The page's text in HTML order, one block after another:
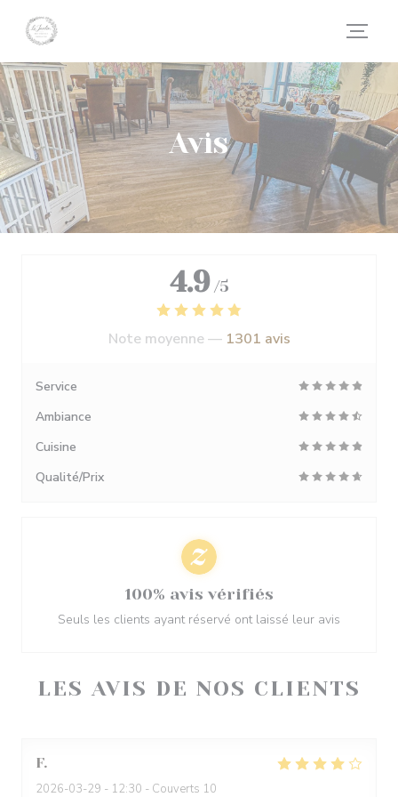
Avis
LES AVIS DE NOS CLIENTS
F
2026-03-29 - 12:30 - Couverts 10
4.9 /5
Note moyenne — 1301 avis
Service
Ambiance
Cuisine
Qualité/Prix
100% avis vérifiés
Seuls les clients ayant réservé ont laissé leur avis